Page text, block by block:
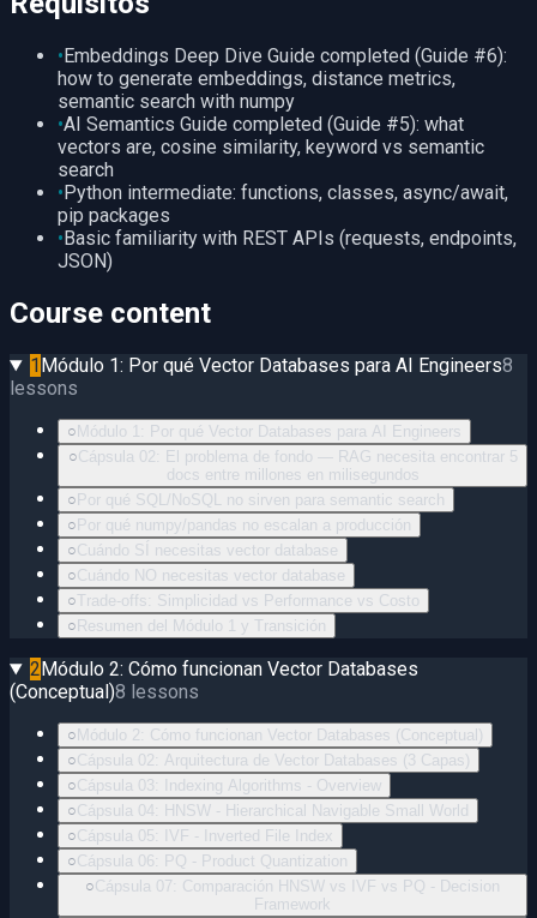
• Embeddings Deep Dive Guide completed (Guide #6):
how to generate embeddings, distance metrics,
semantic search with numpy
•AI Semantics Guide completed (Guide #5): what
vectors are, cosine similarity, keyword vs semantic
search
• Python intermediate: functions, classes, async/await,
pip packages
• Basic familiarity with REST APIs (requests, endpoints,
JSON)
Course content
1Módulo 1: Por qué Vector Databases para AI Engineers8
lessons
○ Módulo 1: Por qué Vector Databases para AI Engineers
○Cápsula 02: El problema de fondo — RAG necesita encontrar 5
docs entre millones en milisegundos
○ Por qué SQL/NoSQL no sirven para semantic search
○ Por qué numpy/pandas no escalan a producción
○Cuándo SÍ necesitas vector database
○Cuándo NO necesitas vector database
○Trade-offs: Simplicidad vs Performance vs Costo
○ Resumen del Módulo 1 y Transición
2Módulo 2: Cómo funcionan Vector Databases
(Conceptual)8 lessons
○ Módulo 2: Cómo funcionan Vector Databases (Conceptual)
○Cápsula 02: Arquitectura de Vector Databases (3 Capas)
○Cápsula 03: Indexing Algorithms - Overview
○Cápsula 04: HNSW - Hierarchical Navigable Small World
○Cápsula 05: IVF - Inverted File Index
○Cápsula 06: PQ - Product Quantization
○Cápsula 07: Comparación HNSW vs IVF vs PQ - Decision
Framework